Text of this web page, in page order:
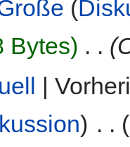
(
Bytes) . .
|
) . .